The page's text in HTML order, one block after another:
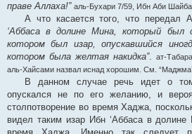
праве Аллаха!” аль-Бухари 7/59, Ибн Аби Шайба
А что касается того, что передал
‘Аббаса в долине Мина, который был
котором был изар, опускавшийся
котором была желтая накидка”. ат-
аль-Хайсами назвал иснад хорошим. См.
В данном случае речь идет о
опускался не по его желанию, и
столпотворение во время Хаджа,
видел таким изар Ибн ‘Аббаса в